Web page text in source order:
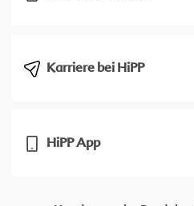
Karriere bei HiPP
HiPP App